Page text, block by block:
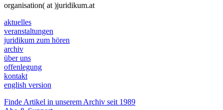
organisation( at )juridikum.at
aktuelles
veranstaltungen
juridikum zum hören
archiv
über uns
offenlegung
kontakt
english version
Finde Artikel in unserem Archiv seit 1989